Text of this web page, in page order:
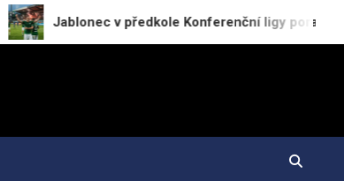
Jablonec v předkole Konferenční ligy porazil RFS 2:0